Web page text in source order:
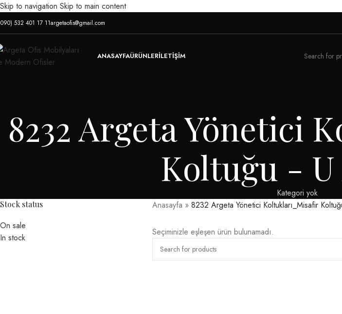
Skip to navigation Skip to main content
532 401 17 11argetaofis@gmail.com
ANASAYFAÜRÜNLERİLETIŞIM
8232 Argeta Yönetici
Koltuğu - U
Kategori yok
Stock status
On sale
In stock
Anasayfa » 8232 Argeta Yönetici Koltukları_Misafir
Seçiminizle eşleşen ürün bulunamadı.